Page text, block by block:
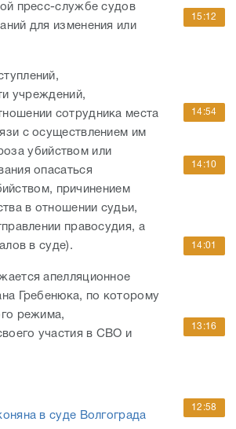
пресс-службе судов
для изменения или
учреждений,
сотрудника места
с осуществлением им
убийством или
опасаться
причинением
в отношении судьи,
правосудия, а
в суде).
апелляционное
Гребенюка, по которому
режима,
участия в СВО и
в суде Волгограда
15:12
14:54
14:10
14:01
13:16
12:58